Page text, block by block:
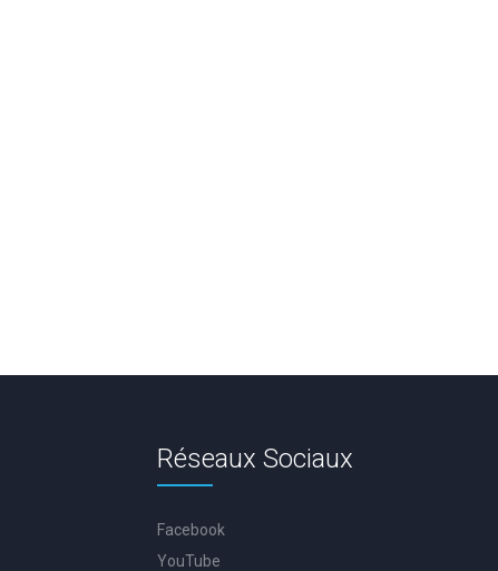
Réseaux Sociaux
Facebook
YouTube